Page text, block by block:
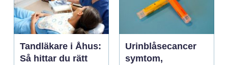
Tandläkare i Åhus:
Så hittar du rätt
Urinblåsecancer
symtom,